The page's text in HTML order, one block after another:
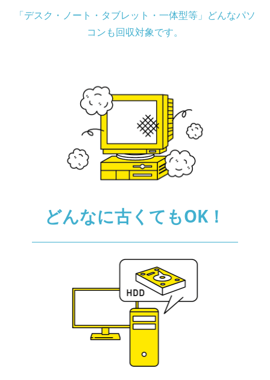
「デスク・ノート・タブレット・一体型等」どんなパソ
コンも回収対象です。
どんなに古くてもOK！